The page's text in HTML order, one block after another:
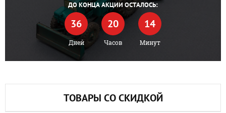
ДО КОНЦА АКЦИИ ОСТАЛОСЬ:
36
Дней
20
Часов
14
Минут
ТОВАРЫ СО СКИДКОЙ